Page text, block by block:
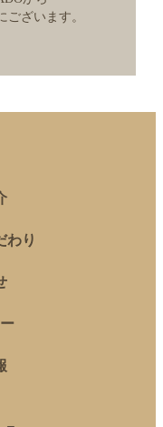
ございます。
わり